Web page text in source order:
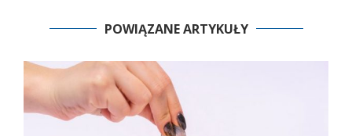
POWIĄZANE ARTYKUŁY